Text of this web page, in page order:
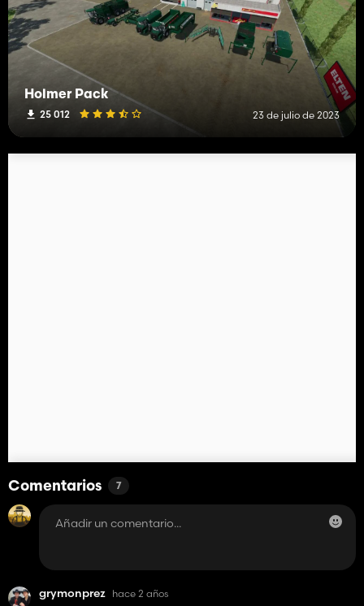
Holmer Pack
25 012 23 de julio de 2023
Comentarios 7
grymonprez hace 2 años